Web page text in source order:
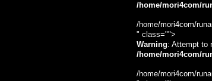
/home/mori4com/
/home/mori4com/
" class="">
Warning: Attempt to
/home/mori4com/
/home/mori4com/